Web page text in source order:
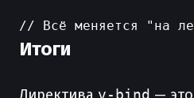
Итоги
v-bind